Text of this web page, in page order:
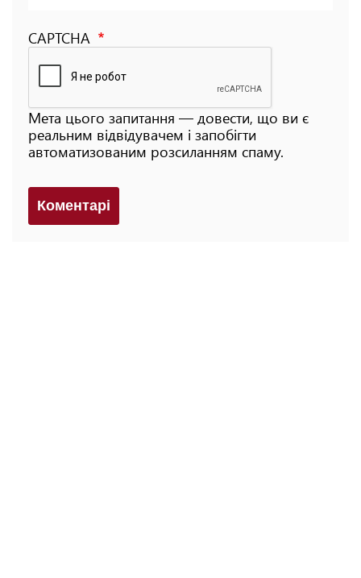
CAPTCHA
Мета цього запитання — довести, що ви є
реальним відвідувачем і запобігти
автоматизованим розсиланням спаму.
Коментарi